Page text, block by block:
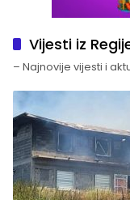
Vijesti iz
– Najnovije vijesti i